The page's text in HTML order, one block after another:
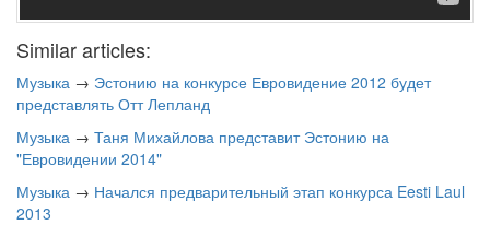
Similar articles:
Музыка → Эстонию на конкурсе Евровидение 2012 будет
представлять Отт Лепланд
Музыка → Таня Михайлова представит Эстонию на
"Евровидении 2014"
Музыка → Начался предварительный этап конкурса Eesti Laul
2013